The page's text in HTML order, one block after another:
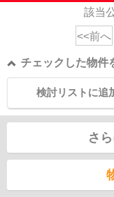
該当
<<前へ
チェックした物件
検討リストに追
さ